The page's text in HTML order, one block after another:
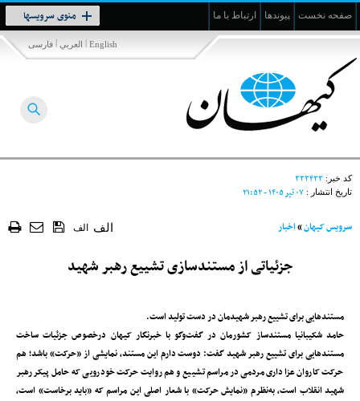
صفحه نخست پیوندها ارتباط با ما منوی سرویسها
Toggle
navigation
فارسی | العربي | English
کد خبر: ۳۳۳۴۳۳
تاریخ انتشار : ۰۷ تير ۱۴۰۵ - ۲۱:۵۲
سرویس کیهان»اخبار الف الف
جزئیاتی از مستندسازی تشییع رهبر شهید
مستندهایی برای تشییع رهبر شهیدمان در دست تولید است.
حامد شکیبانیا مستندساز کشورمان در گفت‌وگو با خبرنگار کیهان درخصوص جزئیات ساخت
مستند‌هایی برای تشییع رهبر شهید گفت: دوست دارم این مستند‌، نمایشی از «حرکت» باشد؛ هم
حرکت کاروان عزاداری مردمی در مراسم تشییع و هم روایت حرکت خودرویی که حامل پیکر رهبر
شهید انقلاب است، به‌نظرم «نمایش حرکت» با شعار اصلی این مراسم که «باید برخاست» است،